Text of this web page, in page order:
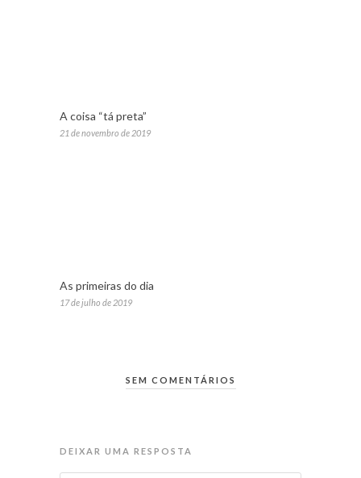
A coisa “tá preta”
21 de novembro de 2019
As primeiras do dia
17 de julho de 2019
SEM COMENTÁRIOS
DEIXAR UMA RESPOSTA